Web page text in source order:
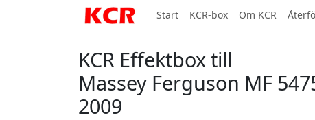
Start KCR-box Om KCR
KCR Effektbox till
Massey Ferguson MF
2009